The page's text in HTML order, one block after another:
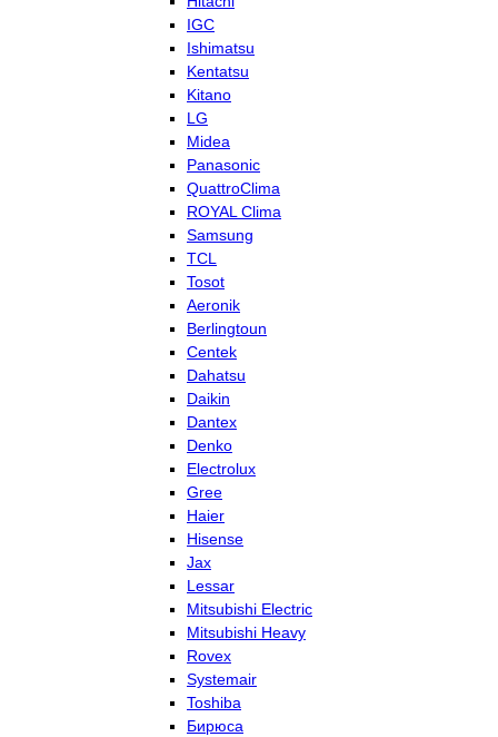
IGC
Ishimatsu
Kentatsu
Kitano
LG
Midea
Panasonic
QuattroClima
ROYAL Clima
Samsung
TCL
Tosot
Aeronik
Berlingtoun
Centek
Dahatsu
Daikin
Dantex
Denko
Electrolux
Gree
Haier
Hisense
Jax
Lessar
Mitsubishi Electric
Mitsubishi Heavy
Rovex
Systemair
Toshiba
Бирюса